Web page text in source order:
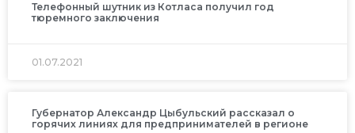
Телефонный шутник из Котласа получил год
тюремного заключения
01.07.2021
Губернатор Александр Цыбульский рассказал о
горячих линиях для предпринимателей в регионе